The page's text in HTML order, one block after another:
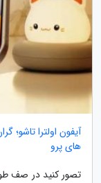
های پرو
تصور کنید در صف